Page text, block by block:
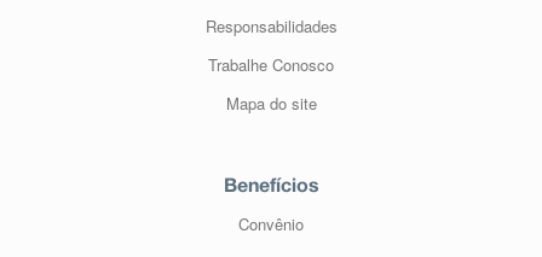
Responsabilidades
Trabalhe Conosco
Mapa do site
Benefícios
Convênio